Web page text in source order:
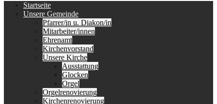
Erstes
Menü
Startseite
Unsere Gemeinde
Pfarrer/in u. Diakon/in
Mitarbeiter/innen
Ehrenamt
Kirchenvorstand
Unsere Kirche
Ausstattung
Glocken
Orgel
Orgelrenovierung
Kirchenrenovierung